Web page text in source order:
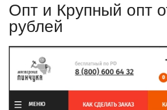
Опт и Крупный опт
рублей